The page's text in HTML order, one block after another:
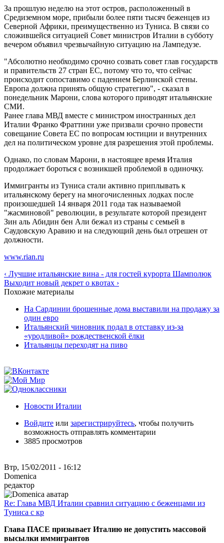
За прошлую неделю на этот остров, расположенный в
Средиземном море, прибыли более пяти тысяч беженцев из
Северной Африки, преимущественно из Туниса. В связи со
сложившейся ситуацией Совет министров Италии в субботу
вечером объявил чрезвычайную ситуацию на Лампедузе.
"Абсолютно необходимо срочно созвать совет глав государств
и правительств 27 стран ЕС, потому что то, что сейчас
происходит сопоставимо с падением Берлинской стены.
Европа должна принять общую стратегию", - сказал в
понедельник Марони, слова которого приводят итальянские
СМИ.
Ранее глава МВД вместе с министром иностранных дел
Италии Франко Фраттини уже призвали срочно провести
совещание Совета ЕС по вопросам юстиции и внутренних
дел на политическом уровне для разрешения этой проблемы.
Однако, по словам Марони, в настоящее время Италия
продолжает бороться с возникшей проблемой в одиночку.
Иммигранты из Туниса стали активно приплывать к
итальянскому берегу на многочисленных лодках после
произошедшей 14 января 2011 года так называемой
"жасминовой" революции, в результате которой президент
Зин аль Абидин бен Али бежал из страны с семьей в
Саудовскую Аравию и на следующий день был отрешен от
должности.
www.rian.ru
‹ Лучшие итальянские вина - для гостей курорта Шамполюк
Выходит новый декрет о квотах ›
Похожие материалы
На Сардинии брошенные дома выставили на продажу за
один евро
Итальянский чиновник подал в отставку из-за
«уродливой» рождественской ёлки
Итальянцы переходят на пиво
Новости Италии
Войдите или зарегистрируйтесь, чтобы получить
возможность отправлять комментарии
3885 просмотров
Втр, 15/02/2011 - 16:12
Domenica
редактор
Re: Глава МВД Италии сравнил ситуацию с беженцами из
Туниса с кр
Глава ПАСЕ призывает Италию не допустить массовой
высылки иммигрантов